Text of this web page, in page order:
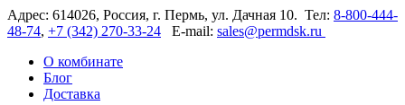
Адрес: 614026, Россия, г. Пермь, ул. Дачная 10. Тел: 8-800-444-
48-74, +7 (342) 270-33-24 E-mail: sales@permdsk.ru
О комбинате
Блог
Доставка